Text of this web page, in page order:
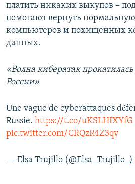
платить никаких выкупов –
помогают вернуть
компьютеров и похищенных
данных.
«Волна кибератак
России»
Une vague de cyberattaques
Russie. https://t.co/uKSLHIXYfG
pic.twitter.com/CRQzR4Z3qv
— Elsa Trujillo (@Elsa_Trujillo_)